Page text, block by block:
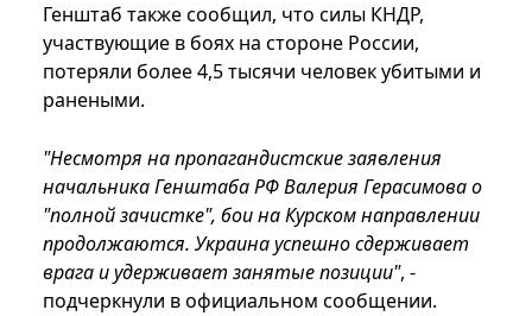
Генштаб также сообщил, что силы КНДР,
участвующие в боях на стороне России,
потеряли более 4,5 тысячи человек убитыми и
ранеными.
"Несмотря на пропагандистские заявления
начальника Генштаба РФ Валерия Герасимова о
"полной зачистке", бои на Курском направлении
продолжаются. Украина успешно сдерживает
врага и удерживает занятые позиции", -
подчеркнули в официальном сообщении.